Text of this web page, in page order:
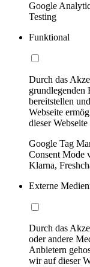
Google
Testing
Funktional
Durch das
grundlegenden
bereitstellen
Webseite
dieser
Google Tag
Consent Mode
Klarna,
Externe
Durch das
oder andere
Anbietern
wir auf dieser